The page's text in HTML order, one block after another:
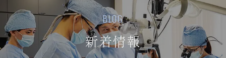
BLOG
新着情報